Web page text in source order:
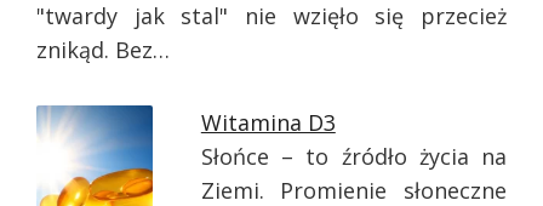
"twardy jak stal" nie wzięło się przecież
znikąd. Bez…
Witamina D3
Słońce – to źródło życia na
Ziemi. Promienie słoneczne